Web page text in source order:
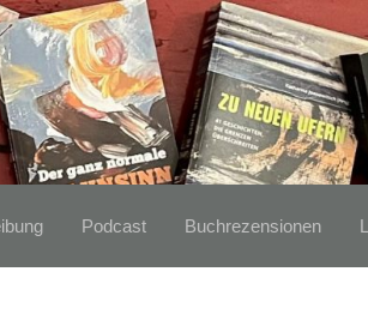
Podcast Buchrezensionen